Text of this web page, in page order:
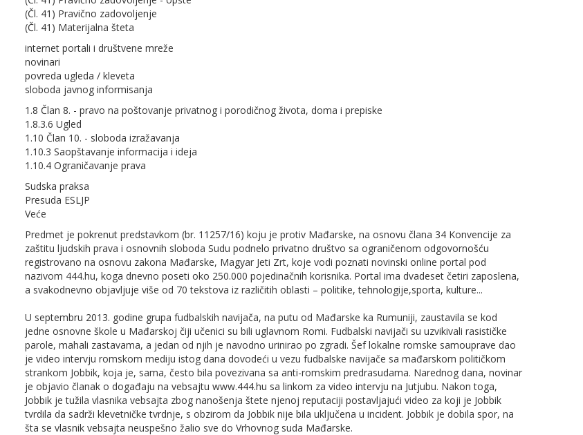
(Čl. 41) Pravično zadovoljenje
(Čl. 41) Materijalna šteta
internet portali i društvene mreže
novinari
povreda ugleda / kleveta
sloboda javnog informisanja
1.8 Član 8. - pravo na poštovanje privatnog i porodičnog života, doma i prepiske
1.8.3.6 Ugled
1.10 Član 10. - sloboda izražavanja
1.10.3 Saopštavanje informacija i ideja
1.10.4 Ograničavanje prava
Sudska praksa
Presuda ESLJP
Veće
Predmet je pokrenut predstavkom (br. 11257/16) koju je protiv Mađarske, na osnovu člana 34 Konvencije za
zaštitu ljudskih prava i osnovnih sloboda Sudu podnelo privatno društvo sa ograničenom odgovornošću
registrovano na osnovu zakona Mađarske, Magyar Jeti Zrt, koje vodi poznati novinski online portal pod
nazivom 444.hu, koga dnevno poseti oko 250.000 pojedinačnih korisnika. Portal ima dvadeset četiri zaposlena,
a svakodnevno objavljuje više od 70 tekstova iz različitih oblasti – politike, tehnologije,sporta, kulture...
U septembru 2013. godine grupa fudbalskih navijača, na putu od Mađarske ka Rumuniji, zaustavila se kod
jedne osnovne škole u Mađarskoj čiji učenici su bili uglavnom Romi. Fudbalski navijači su uzvikivali rasističke
parole, mahali zastavama, a jedan od njih je navodno urinirao po zgradi. Šef lokalne romske samouprave dao
je video intervju romskom mediju istog dana dovodeći u vezu fudbalske navijače sa mađarskom političkom
strankom Jobbik, koja je, sama, često bila povezivana sa anti-romskim predrasudama. Narednog dana, novinar
je objavio članak o događaju na vebsajtu www.444.hu sa linkom za video intervju na Jutjubu. Nakon toga,
Jobbik je tužila vlasnika vebsajta zbog nanošenja štete njenoj reputaciji postavljajući video za koji je Jobbik
tvrdila da sadrži klevetničke tvrdnje, s obzirom da Jobbik nije bila uključena u incident. Jobbik je dobila spor, na
šta se vlasnik vebsajta neuspešno žalio sve do Vrhovnog suda Mađarske.